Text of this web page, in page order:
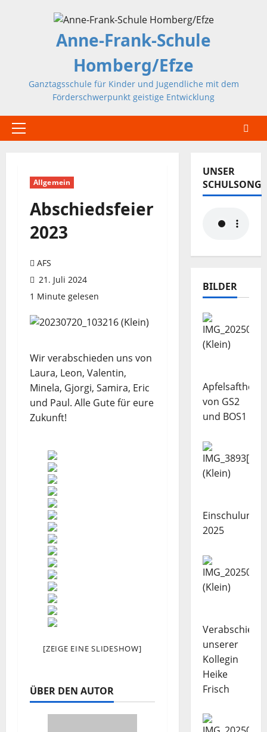
Anne-Frank-Schule
Homberg/Efze
Ganztagsschule für Kinder und Jugendliche mit dem
Förderschwerpunkt geistige Entwicklung
Primäres
Allgemein
Abschiedsfeier
2023
AFS
21. Juli 2024
1 Minute gelesen
Wir verabschieden uns von
Laura, Leon, Valentin,
Minela, Gjorgi, Samira, Eric
und Paul. Alle Gute für eure
Zukunft!
[ZEIGE EINE SLIDESHOW]
ÜBER DEN AUTOR
UNSER
SCHULSONG
BILDER
von GS2
und BOS1
Einschulung
2025
unserer
Kollegin
Heike
Frisch